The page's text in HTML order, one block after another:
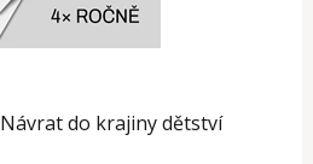
Návrat do krajiny dětství